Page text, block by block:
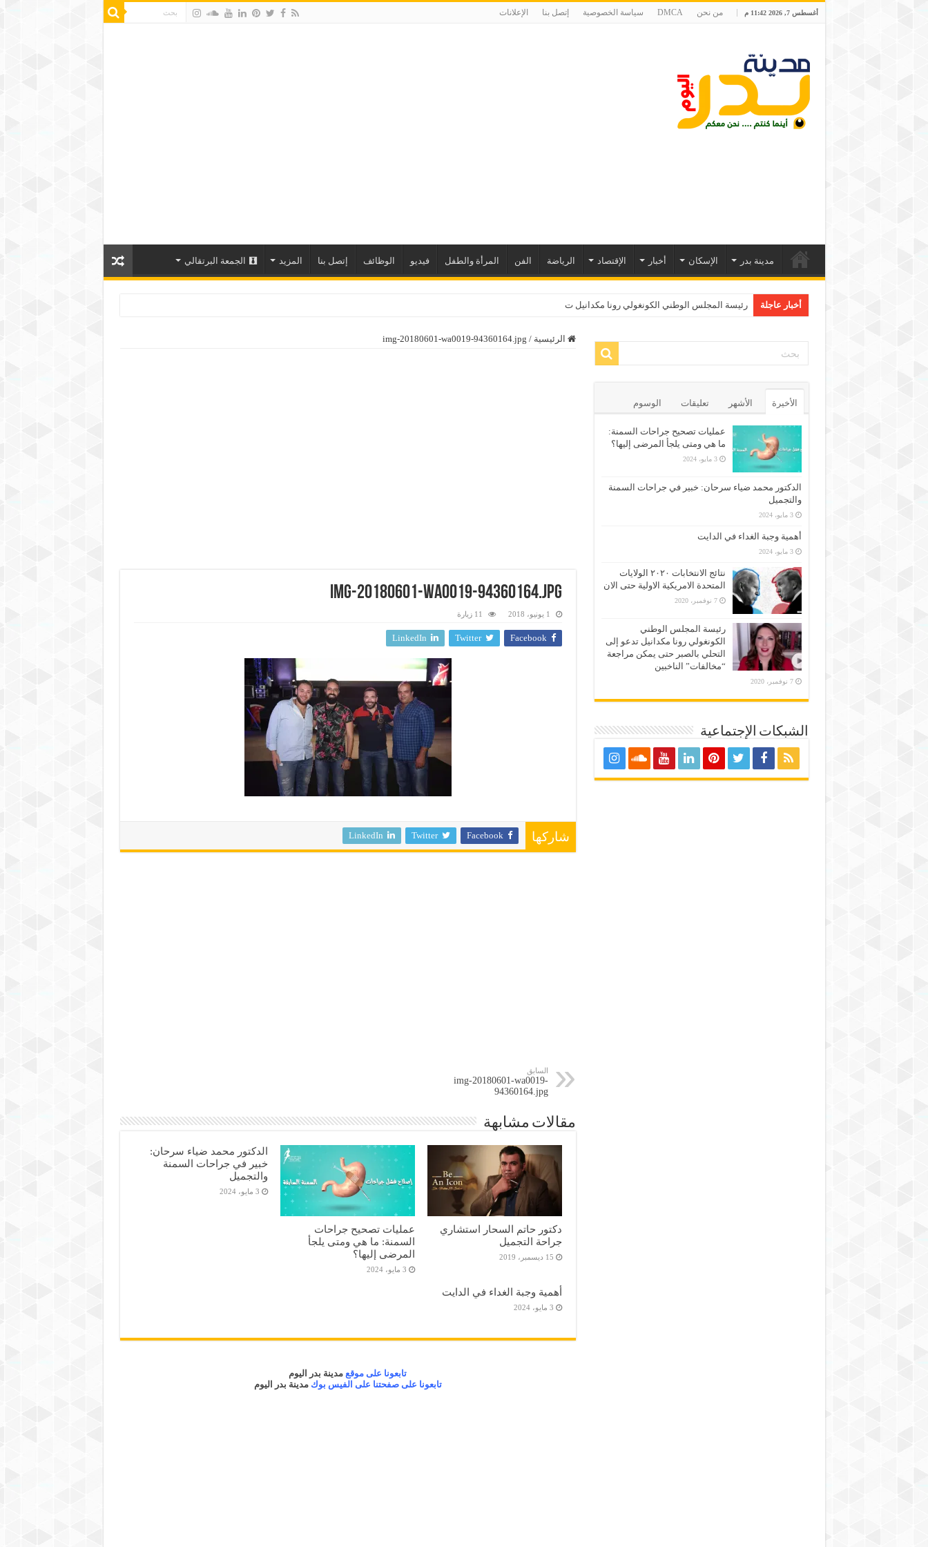
أغسطس 7, 2026 11:42 م من نحن DMCA سياسة الخصوصية إتصل بنا الإعلانات
مدينة بدر الإسكان أخبار الإقتصاد الرياضة الفن المرأة والطفل فيديو الوظائف إتصل بنا المزيد الجمعة البرتقالي
أخبار عاجلة رئيسة المجلس الوطني الكونغولي رونا مكدانيل تدعو إلى التحلي با
الرئيسية /
img-20180601-wa0019-94360164.jpg
img-20180601-wa0019-94360164.jpg
1 يونيو، 2018 11 زيارة
Facebook
Twitter
LinkedIn
شاركها Facebook
Twitter
LinkedIn
السابق
img-20180601-wa0019-
94360164.jpg
مقالات مشابهة
دكتور حاتم السحار استشاري
جراحة التجميل
15 ديسمبر، 2019
عمليات تصحيح جراحات
السمنة: ما هي ومتى يلجأ
المرضى إليها؟
3 مايو، 2024
الدكتور محمد ضياء سرحان:
خبير في جراحات السمنة
والتجميل
3 مايو، 2024
أهمية وجبة الغداء في الدايت
3 مايو، 2024
تابعونا على موقع مدينة بدر اليوم
تابعونا على صفحتنا على الفيس بوكمدينة بدر اليوم
الأخيرة الأشهر تعليقات الوسوم
عمليات تصحيح جراحات السمنة:
ما هي ومتى يلجأ المرضى إليها؟
3 مايو، 2024
الدكتور محمد ضياء سرحان: خبير في جراحات السمنة
والتجميل
3 مايو، 2024
أهمية وجبة الغداء في الدايت
3 مايو، 2024
نتائج الانتخابات ٢٠٢٠ الولايات
المتحدة الامريكية الاولية حتى الان
7 نوفمبر، 2020
رئيسة المجلس الوطني
الكونغولي رونا مكدانيل تدعو إلى
التحلي بالصبر حتى يمكن مراجعة
“مخالفات” الناخبين
7 نوفمبر، 2020
الشبكات الإجتماعية